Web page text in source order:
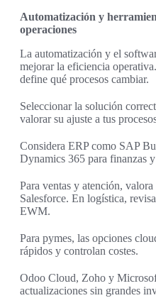
Automatización y
operaciones
La automatización y el
mejorar la eficiencia
define qué procesos cambiar.
Seleccionar la solución
valorar su ajuste a tus
Considera ERP como SAP
Dynamics 365 para finanzas
Para ventas y atención,
Salesforce. En logística,
EWM.
Para pymes, las opciones
rápidos y controlan costes.
Odoo Cloud, Zoho y
actualizaciones sin grandes